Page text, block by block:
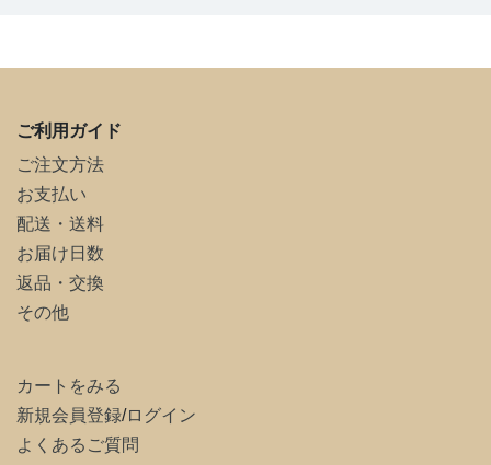
ご利用ガイド
ご注文方法
お支払い
配送・送料
お届け日数
返品・交換
その他
カートをみる
新規会員登録/ログイン
よくあるご質問